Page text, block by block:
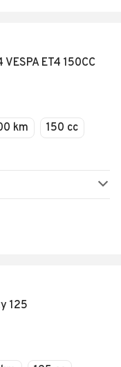
VESPA ET4 150CC
km
150 cc
125